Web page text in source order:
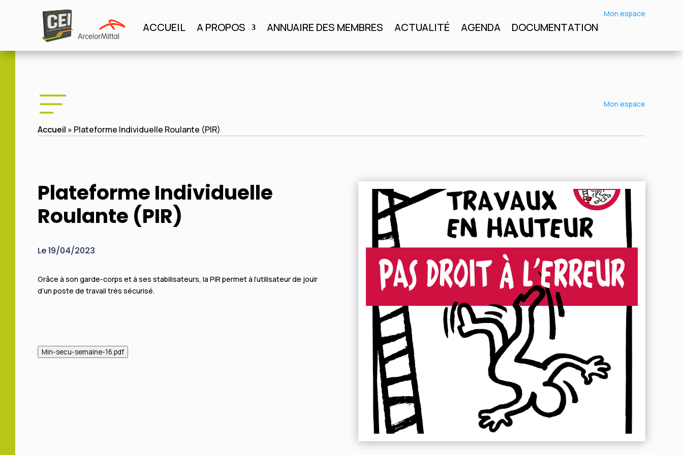
ACCUEIL A PROPOS ANNUAIRE DES MEMBRES ACTUALITÉ AGENDA DOCUMENTATION
Mon espace
ACCUEIL A PROPOS ANNUAIRE DES MEMBRES ACTUALITÉ AGENDA DOCUMENTATION
Mon espace
Mon espace
Accueil » Plateforme Individuelle Roulante (PIR)
Plateforme Individuelle
Roulante (PIR)
Le 19/04/2023
Grâce à son garde-corps et à ses stabilisateurs, la PIR permet à l’utilisateur de jouir
d’un poste de travail très sécurisé.
Min-secu-semaine-16.pdf